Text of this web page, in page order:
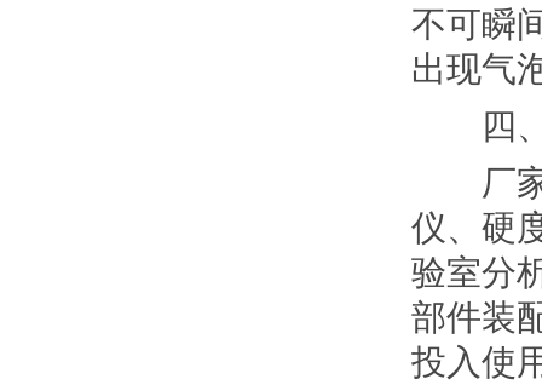
不可瞬
出现气
四、
厂家
仪、硬
验室分
部件装
投入使